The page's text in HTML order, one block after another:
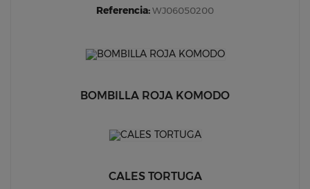
Referencia:WJ06050200
BOMBILLA ROJA KOMODO
CALES TORTUGA